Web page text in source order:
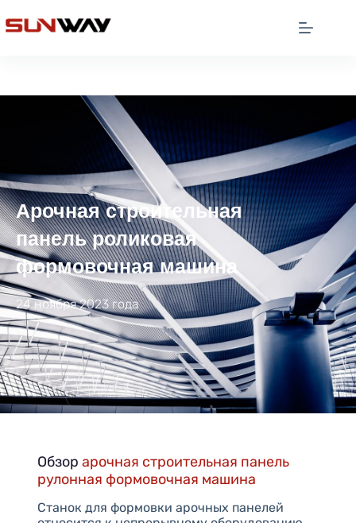
Арочная строительная
панель роликовая
формовочная машина
24 ноября 2023 года
Обзор арочная строительная панель
рулонная формовочная машина
Станок для формовки арочных панелей